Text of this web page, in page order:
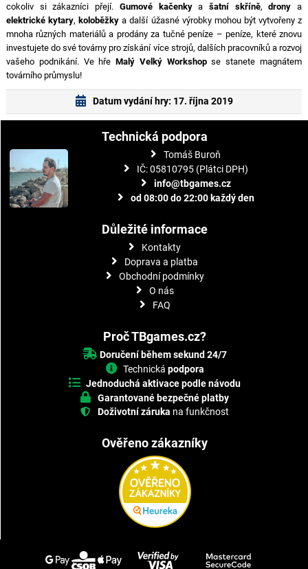
cokoliv si zákazníci přejí. Gumové kačenkya šatní skříně,drony a
elektrické kytary,koloběžky a další úžasné výrobky mohou být vytvořeny z
mnoha různých materiálů a prodány za tučné peníze – peníze, které znovu
investujete do své továrny pro získání více strojů, dalších pracovníků a rozvoj
vašeho podnikání. Ve hřeMalý Velký Workshopse stanete magnátem
továrního průmyslu!
Datum vydání hry: 17. října 2019
Technická podpora
Tomáš Buroň
IČ: 05810795 (Plátci DPH)
info@tbgames.cz
od 08:00 do 22:00 každý den
Důležité informace
Kontakty
Doprava a platba
Obchodní podmínky
O nás
FAQ
Proč TBgames.cz?
Doručení během sekund 24/7
Technická podpora
Jednoduchá aktivace podle návodu
Garantované bezpečné platby
Doživotní záruka na funkčnost
Ověřeno zákazníky